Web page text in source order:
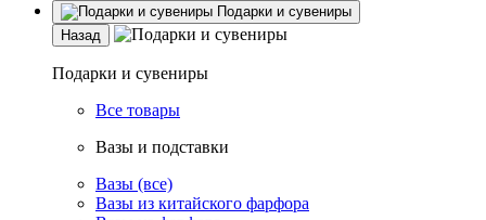
Подарки и сувениры
Назад
Подарки и сувениры
Все товары
Вазы и подставки
Вазы (все)
Вазы из китайского фарфора